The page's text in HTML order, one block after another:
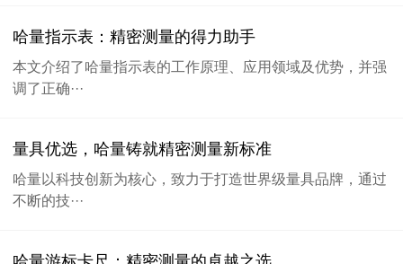
哈量指示表：精密测量的得力助手
本文介绍了哈量指示表的工作原理、应用领域及优势，并强
调了正确···
量具优选，哈量铸就精密测量新标准
哈量以科技创新为核心，致力于打造世界级量具品牌，通过
不断的技···